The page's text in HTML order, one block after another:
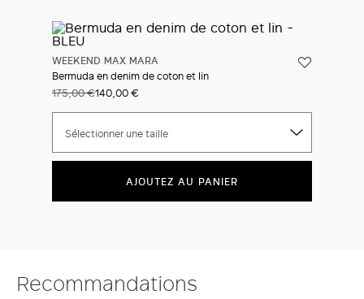
WEEKEND MAX MARA
Bermuda en denim de coton et lin
175,00 €140,00 €
Sélectionner une taille
AJOUTEZ AU PANIER
Recommandations